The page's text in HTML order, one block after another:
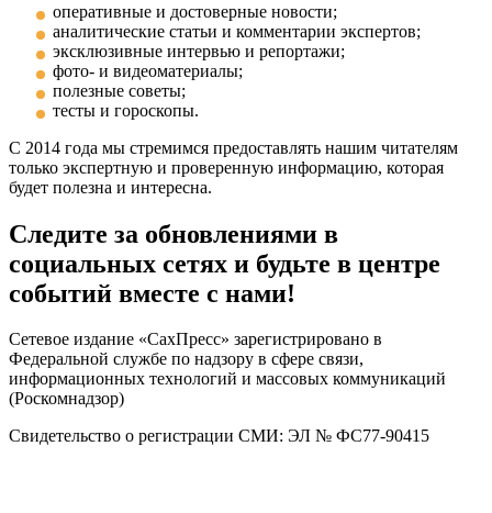
оперативные и достоверные новости;
аналитические статьи и комментарии экспертов;
эксклюзивные интервью и репортажи;
фото- и видеоматериалы;
полезные советы;
тесты и гороскопы.
С 2014 года мы стремимся предоставлять нашим читателям
только экспертную и проверенную информацию, которая
будет полезна и интересна.
Следите за обновлениями в
социальных сетях и будьте в центре
событий вместе с нами!
Сетевое издание «СахПресс» зарегистрировано в
Федеральной службе по надзору в сфере связи,
информационных технологий и массовых коммуникаций
(Роскомнадзор)
Свидетельство о регистрации СМИ: ЭЛ № ФС77-90415